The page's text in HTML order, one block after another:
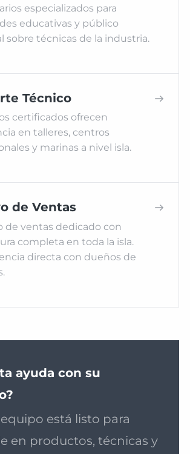
especializados para
educativas y público
sobre técnicas de la industria.
Técnico
certificados ofrecen
en talleres, centros
y marinas a nivel isla.
de Ventas
de ventas dedicado con
completa en toda la isla.
directa con dueños de
ayuda con su
está listo para
en productos, técnicas y